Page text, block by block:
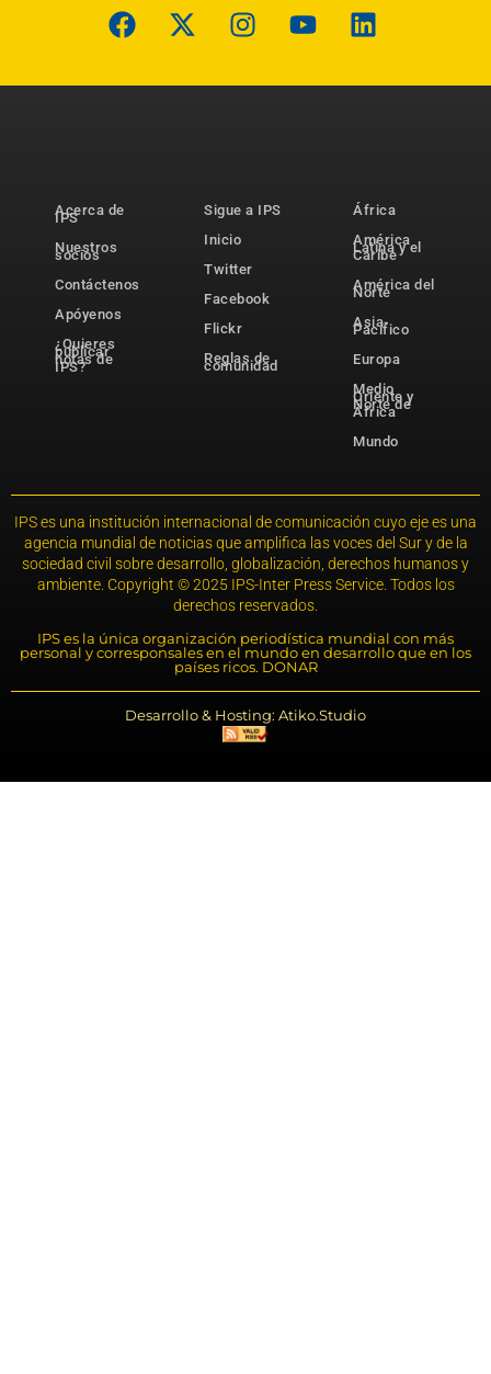
Acerca de
IPS
Nuestros
socios
Contáctenos
Apóyenos
¿Quieres
publicar
notas de
IPS?
Sigue a IPS
Inicio
Twitter
Facebook
Flickr
Reglas de
comunidad
África
América
Latina y el
Caribe
América del
Norte
Asia-
Pacífico
Europa
Medio
Oriente y
Norte de
África
Mundo
IPS es una institución internacional de comunicación cuyo eje es una
agencia mundial de noticias que amplifica las voces del Sur y de la
sociedad civil sobre desarrollo, globalización, derechos humanos y
ambiente. Copyright © 2025 IPS-Inter Press Service. Todos los
derechos reservados.
IPS es la única organización periodística mundial con más
personal y corresponsales en el mundo en desarrollo que en los
países ricos. DONAR
Desarrollo & Hosting: Atiko.Studio